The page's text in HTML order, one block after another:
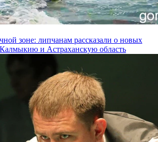
зоне: липчанам рассказали о новых
Калмыкию и Астраханскую область